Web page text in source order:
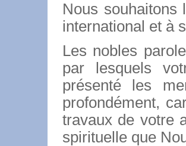
Nous souhaitons
international et à
Les nobles
par lesquels
présenté les
profondément,
travaux de votre
spirituelle que